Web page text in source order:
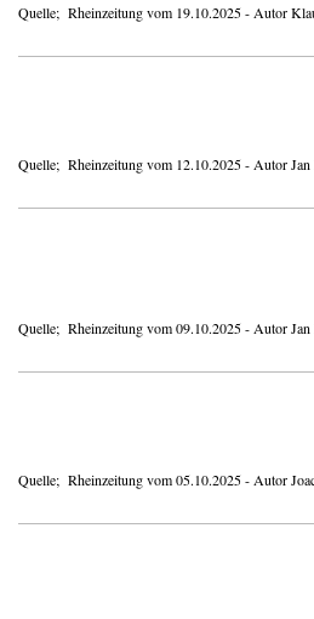
Quelle; Rheinzeitung vom 19.10.2025 - Autor
Quelle; Rheinzeitung vom 12.10.2025 - Autor
Quelle; Rheinzeitung vom 09.10.2025 - Autor
Quelle; Rheinzeitung vom 05.10.2025 - Autor